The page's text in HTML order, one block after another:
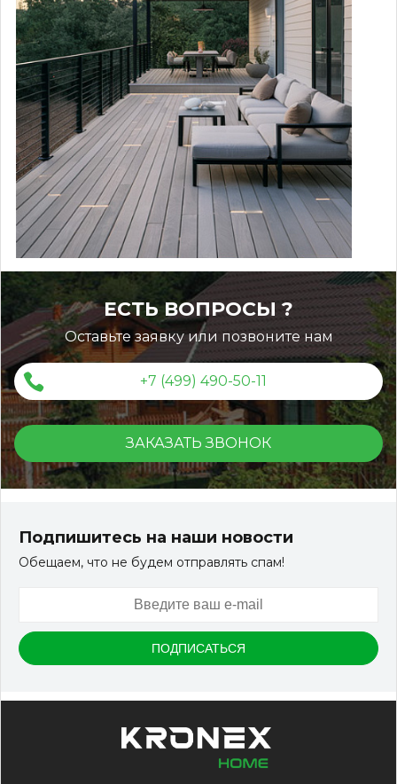
150*25*3000 мм
КУПИТЬ
ЕСТЬ ВОПРОСЫ ?
Оставьте заявку или позвоните нам
+7 (499) 490-50-11
ЗАКАЗАТЬ ЗВОНОК
Подпишитесь на наши новости
Обещаем, что не будем отправлять спам!